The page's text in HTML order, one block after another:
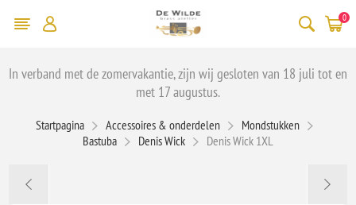
0
In verband met de zomervakantie, zijn wij gesloten van 18 juli tot en
met 17 augustus.
Startpagina Accessoires & onderdelen
Mondstukken
Bastuba
Denis Wick Denis Wick 1XL